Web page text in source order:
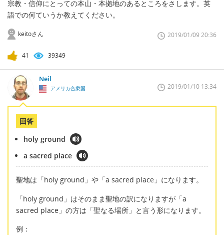
宗教・信仰にとっての本山・本拠地のあるところをさします。英
語での何ていうか教えてください。
keitoさん 2019/01/09 20:36
41 39349
Neil
アメリカ合衆国 2019/01/10 13:34
回答
holy ground
a sacred place
聖地は「holy ground」や「a sacred place」になります。
「holy ground」はそのまま聖地の訳になりますが「a
sacred place」の方は「聖なる場所」と言う形になります。
例：